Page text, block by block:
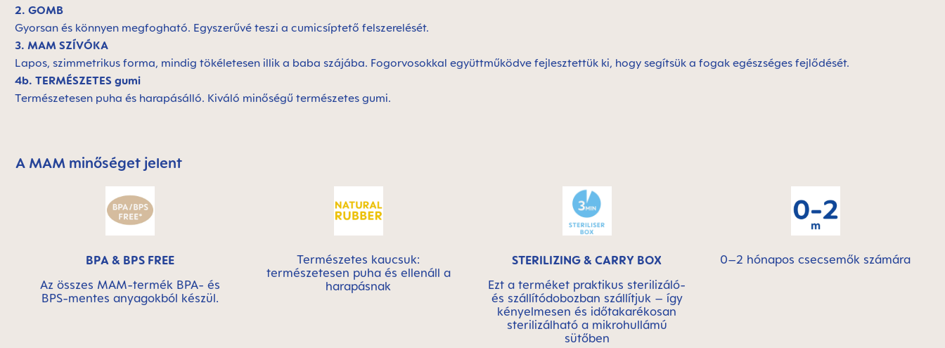
2. GOMB
Gyorsan és könnyen megfogható. Egyszerűvé teszi a cumicsíptető felszerelését.
3. MAM SZÍVÓKA
Lapos, szimmetrikus forma, mindig tökéletesen illik a baba szájába. Fogorvosokkal együttműködve fejlesztettük ki, hogy segítsük a fogak egészséges fejlődését.
4b. TERMÉSZETES gumi
Természetesen puha és harapásálló. Kiváló minőségű természetes gumi.
Skip MAM Means Quality Icon Bar
A MAM minőséget jelent
BPA & BPS FREE
Az összes MAM-termék BPA- és
BPS-mentes anyagokból készül.
Természetes kaucsuk:
természetesen puha és ellenáll a
harapásnak
STERILIZING & CARRY BOX
Ezt a terméket praktikus sterilizáló-
és szállítódobozban szállítjuk – így
kényelmesen és időtakarékosan
sterilizálható a mikrohullámú
sütőben
0–2 hónapos csecsemők számára